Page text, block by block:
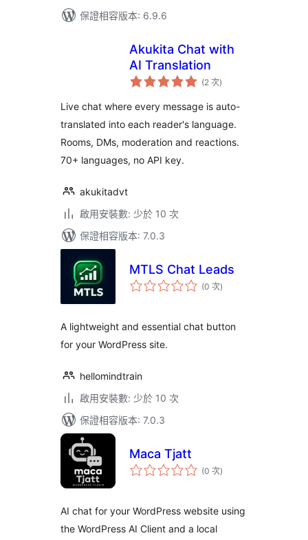
保證相容版本: 6.9.6
Akukita Chat with
AI Translation
(2 次評
分
數
)
Live chat where every message is auto-
translated into each reader's language.
Rooms, DMs, moderation and reactions.
70+ languages, no API key.
akukitadvt
啟用安裝數: 少於 10 次
保證相容版本: 7.0.3
MTLS Chat Leads
(0 次評
分)
A lightweight and essential chat button
for your WordPress site.
hellomindtrain
啟用安裝數: 少於 10 次
保證相容版本: 7.0.3
Maca Tjatt
(0 次評
分)
AI chat for your WordPress website using
the WordPress AI Client and a local